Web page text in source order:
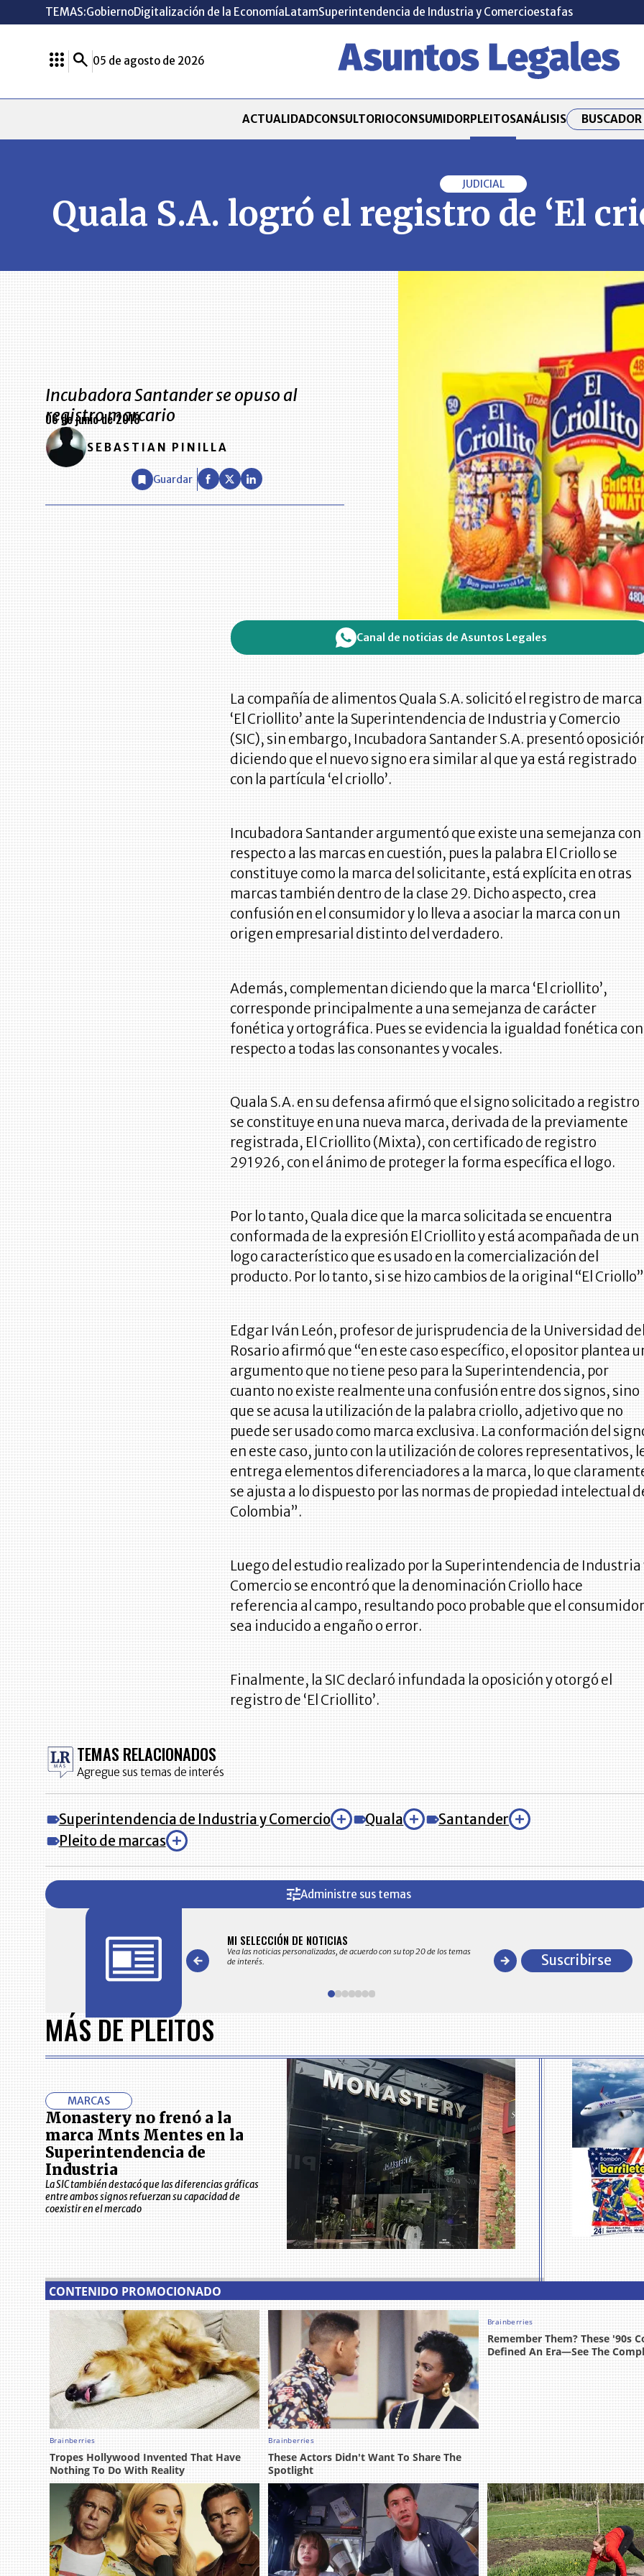
TEMAS:GobiernoDigitalización de la EconomíaLatamSuperintendencia de Industria y Comercioestafas
05 de agosto de 2026
ACTUALIDADCONSULTORIOCONSUMIDORPLEITOSANÁLISIS
JUDICIAL
Quala S.A. logró el registro de ‘El
Incubadora Santander se opuso al
registro marcario
06 de junio de 2018
SEBASTIAN PINILLA
Guardar
Canal de noticias de Asuntos Legales
La compañía de alimentos Quala S.A. solicitó el registro de marca
‘El Criollito’ ante la Superintendencia de Industria y Comercio
(SIC), sin embargo, Incubadora Santander S.A. presentó
diciendo que el nuevo signo era similar al que ya está registrado
con la partícula ‘el criollo’.
Incubadora Santander argumentó que existe una semejanza con
respecto a las marcas en cuestión, pues la palabra El Criollo se
constituye como la marca del solicitante, está explícita en otras
marcas también dentro de la clase 29. Dicho aspecto, crea
confusión en el consumidor y lo lleva a asociar la marca con un
origen empresarial distinto del verdadero.
Además, complementan diciendo que la marca ‘El criollito’,
corresponde principalmente a una semejanza de carácter
fonética y ortográfica. Pues se evidencia la igualdad fonética con
respecto a todas las consonantes y vocales.
Quala S.A. en su defensa afirmó que el signo solicitado a registro
se constituye en una nueva marca, derivada de la previamente
registrada, El Criollito (Mixta), con certificado de registro
291926, con el ánimo de proteger la forma específica el logo.
Por lo tanto, Quala dice que la marca solicitada se encuentra
conformada de la expresión El Criollito y está acompañada de un
logo característico que es usado en la comercialización del
producto. Por lo tanto, si se hizo cambios de la original “El
Edgar Iván León, profesor de jurisprudencia de la Universidad del
Rosario afirmó que “en este caso específico, el opositor plantea
argumento que no tiene peso para la Superintendencia, por
cuanto no existe realmente una confusión entre dos signos, sino
que se acusa la utilización de la palabra criollo, adjetivo que no
puede ser usado como marca exclusiva. La conformación del
en este caso, junto con la utilización de colores representativos,
entrega elementos diferenciadores a la marca, lo que
se ajusta a lo dispuesto por las normas de propiedad intelectual
Colombia”.
Luego del estudio realizado por la Superintendencia de Industria
Comercio se encontró que la denominación Criollo hace
referencia al campo, resultando poco probable que el consumidor
sea inducido a engaño o error.
Finalmente, la SIC declaró infundada la oposición y otorgó el
registro de ‘El Criollito’.
TEMAS RELACIONADOS
Agregue sus temas de interés
Superintendencia de Industria y Comercio Quala
Santander
Pleito de marcas
Administre sus temas
en su correo electrónico las noticias seleccionadas por nuestro
MI SELECCIÓN DE NOTICIAS
Vea las noticias personalizadas, de acuerdo con su top 20 de los temas
de interés.
comportamiento general y detallado de las
en ventas en ColombiaSuscribirse
MÁS DE PLEITOS
MARCAS
Monastery no frenó a la
marca Mnts Mentes en la
Superintendencia de
Industria
La SIC también destacó que las diferencias gráficas
entre ambos signos refuerzan su capacidad de
coexistir en el mercado